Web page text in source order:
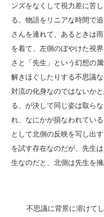
ンズをなくして視力差に苦
る。物語をリニアな時間で
さんを連れて、あるときは
を着て、左側のぼやけた視
さと「先生」という幻想の
解きほぐしたりする不思議
対流の化身なのではないか
る、が決して同じ姿は取ら
れ、なにかが損なわれてい
として北側の反映を写し出
を試す存在なのだが、先生
生なのだと、北側は先生を擁
不思議に背景に溶けて